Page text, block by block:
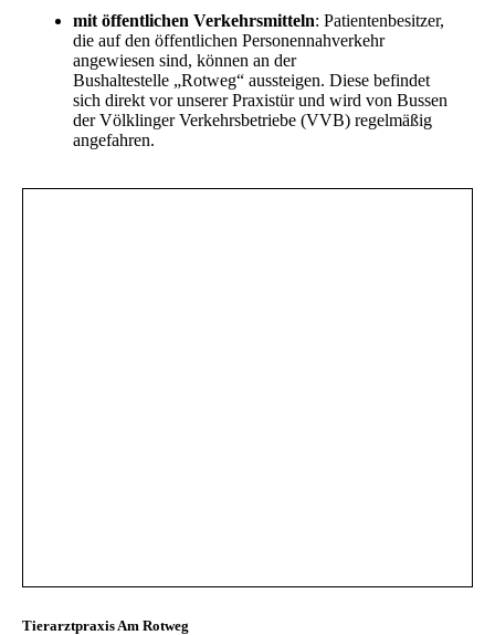
mit öffentlichen Verkehrsmitteln: Patientenbesitzer,
die auf den öffentlichen Personennahverkehr
angewiesen sind, können an der
Bushaltestelle „Rotweg“ aussteigen. Diese befindet
sich direkt vor unserer Praxistür und wird von Bussen
der Völklinger Verkehrsbetriebe (VVB) regelmäßig
angefahren.
Tierarztpraxis Am Rotweg